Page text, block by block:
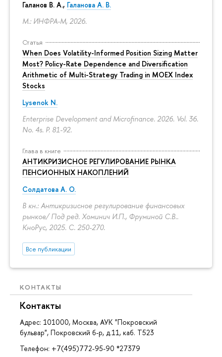
Галанов В. А., Галанова А. В.
М.: ИНФРА-М, 2026.
Статья
When Does Volatility-Informed Position Sizing Matter
Most? Policy-Rate Dependence and Diversification
Arithmetic of Multi-Strategy Trading in MOEX Index
Stocks
Lysenok N.
Enterprise Development and Microfinance. 2026. Vol. 36.
No. 4s. P. 81-92.
Глава в книге
АНТИКРИЗИСНОЕ РЕГУЛИРОВАНИЕ РЫНКА
ПЕНСИОННЫХ НАКОПЛЕНИЙ
Солдатова А. О.
В кн.: Антикризисное регулирование финансовых
рынков/ Под ред. Хоминич И.П., Фруминой С.В..
КноРус, 2025. С. 250-270.
Все публикации
КОНТАКТЫ
Контакты
Адрес: 101000, Москва, АУК "Покровский
бульвар", Покровский б-р, д.11, каб. Т523
Телефон: +7(495)772-95-90 *27379